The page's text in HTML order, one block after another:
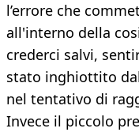
l’errore che
all'interno della
crederci salvi,
stato inghiottito
nel tentativo di
Invece il piccolo